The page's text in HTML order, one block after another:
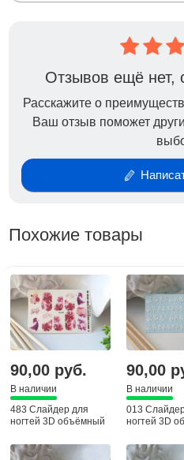
Отзывов ещё нет,
Расскажите о
Ваш отзыв поможет
Похожие товары
90,00 руб.
В наличии
483 Слайдер для
ногтей 3D объёмный
90,00
В наличии
013
ногтей 3D